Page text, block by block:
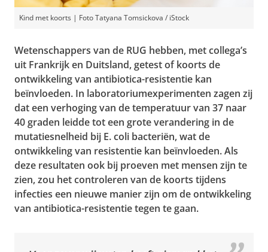
Kind met koorts | Foto Tatyana Tomsickova / iStock
Wetenschappers van de RUG hebben, met collega’s
uit Frankrijk en Duitsland, getest of koorts de
ontwikkeling van antibiotica-resistentie kan
beïnvloeden. In laboratoriumexperimenten zagen zij
dat een verhoging van de temperatuur van 37 naar
40 graden leidde tot een grote verandering in de
mutatiesnelheid bij E. coli bacteriën, wat de
ontwikkeling van resistentie kan beïnvloeden. Als
deze resultaten ook bij proeven met mensen zijn te
zien, zou het controleren van de koorts tijdens
infecties een nieuwe manier zijn om de ontwikkeling
van antibiotica-resistentie tegen te gaan.